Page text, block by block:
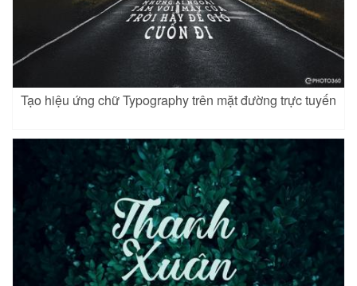
Tạo hiệu ứng chữ Typography trên mặt đường trực tuyến